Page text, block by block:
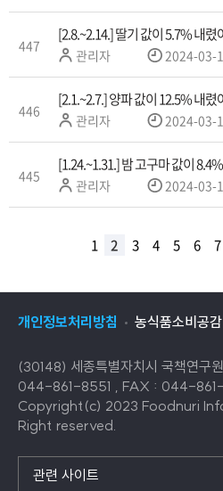
성
자
447
[2.8.~2.14.] 딸기 값이 5.7% 내렸
작
성
자
관리자 2024-03-
446
[2.1.~2.7.] 양파 값이 12.5% 내렸
작
성
자
관리자 2024-03-
445
[1.24.~1.31.] 밤 고구마 값이
작
성
관리자 2024-03-
1 2 3 4 5 6 7
개인정보처리방침 농식품소비공감
(30148) 세종특별자치시 국책연구
044-861-8551 , FAX : 044-
Copyright(c) 2023 Foodnuri
Right reserved.
관련 사이트